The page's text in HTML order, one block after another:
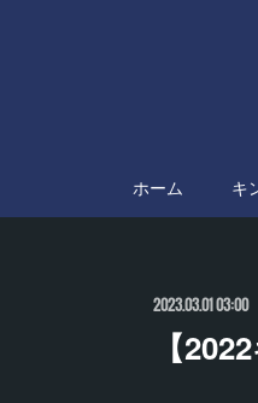
ホーム キ
2023.03.01 03:00
【